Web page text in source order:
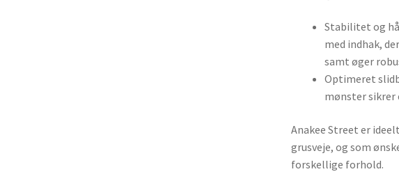
Stabilitet og
med indhak,
samt øger
Optimeret
mønster
Anakee Street er
grusveje, og som
forskellige forhold.